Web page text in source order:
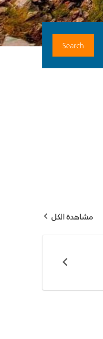
Search
مشاهدة الكل